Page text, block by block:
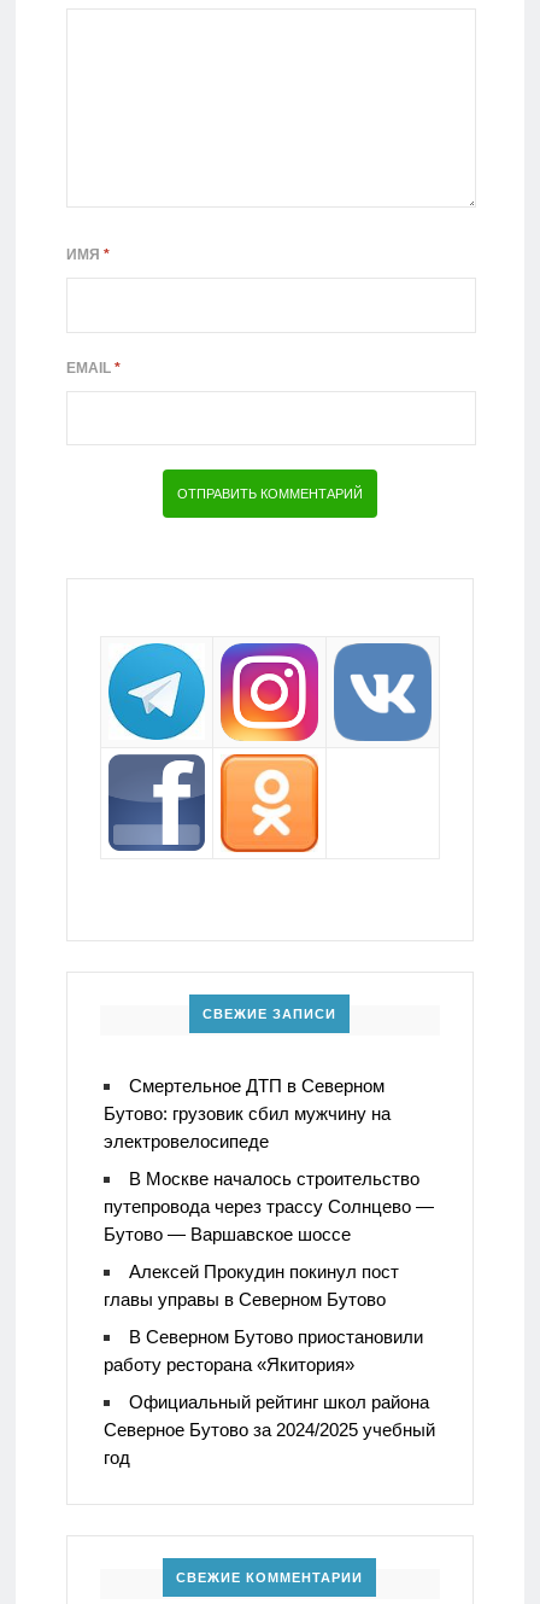
ИМЯ *
EMAIL *
СВЕЖИЕ ЗАПИСИ
Смертельное ДТП в Северном
Бутово: грузовик сбил мужчину на
электровелосипеде
В Москве началось строительство
путепровода через трассу Солнцево —
Бутово — Варшавское шоссе
Алексей Прокудин покинул пост
главы управы в Северном Бутово
В Северном Бутово приостановили
работу ресторана «Якитория»
Официальный рейтинг школ района
Северное Бутово за 2024/2025 учебный
год
СВЕЖИЕ КОММЕНТАРИИ